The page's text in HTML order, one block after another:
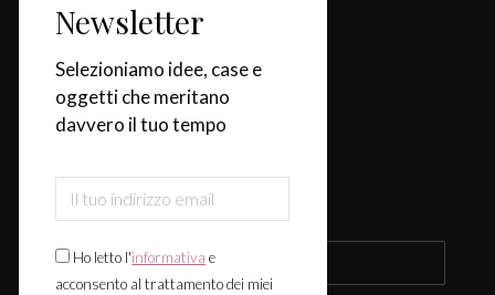
Casa
Design & Tendenze
Tavola
Iscriviti alla newsletter
Newsletter
Selezioniamo idee, case e
oggetti che meritano
davvero il tuo tempo
Ho letto l'informativa e
acconsento al trattamento dei miei